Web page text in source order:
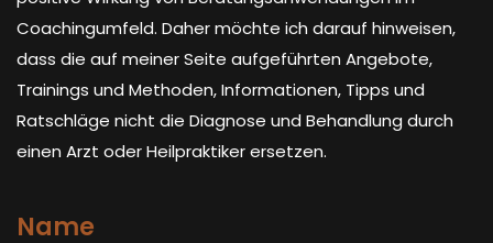
Coachingumfeld. Daher möchte ich darauf hinweisen,
dass die auf meiner Seite aufgeführten Angebote,
Trainings und Methoden, Informationen, Tipps und
Ratschläge nicht die Diagnose und Behandlung durch
einen Arzt oder Heilpraktiker ersetzen.
Name